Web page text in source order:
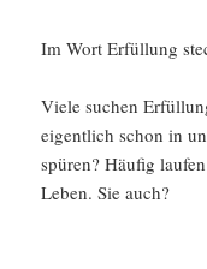
Im Wort Erfüllung
Viele suchen
eigentlich schon in
spüren? Häufig
Leben. Sie auch?